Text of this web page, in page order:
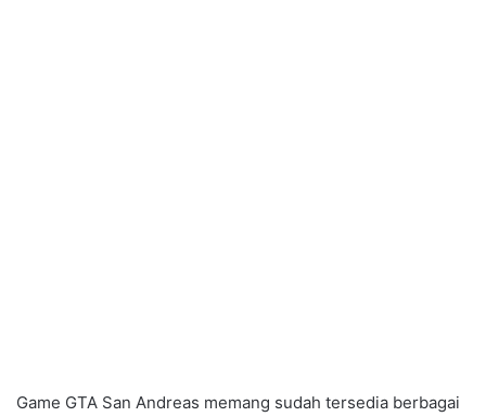
Game GTA San Andreas memang sudah tersedia berbagai